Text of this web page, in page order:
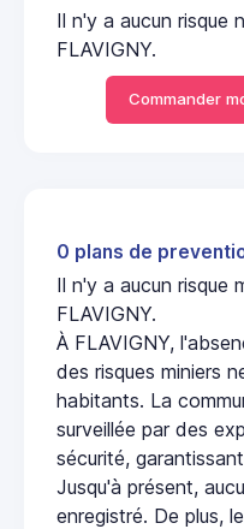
Il n'y a aucun risque
FLAVIGNY.
Commander
0 plans de
Il n'y a aucun risque
FLAVIGNY.
À FLAVIGNY,
des risques miniers
habitants. La
surveillée par des
sécurité,
Jusqu'à présent,
enregistré. De plus,